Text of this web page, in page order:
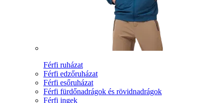
Férfi ruházat
Férfi edzőruházat
Férfi esőruházat
Férfi fürdőnadrágok és rövidnadrágok
Férfi ingek